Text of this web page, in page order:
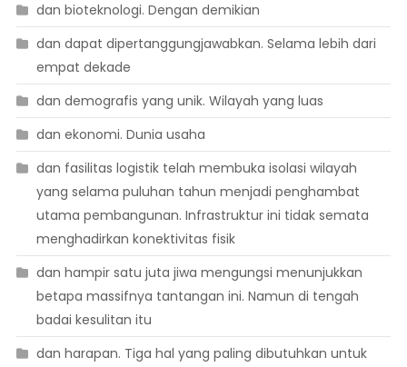
dan bioteknologi. Dengan demikian
dan dapat dipertanggungjawabkan. Selama lebih dari
empat dekade
dan demografis yang unik. Wilayah yang luas
dan ekonomi. Dunia usaha
dan fasilitas logistik telah membuka isolasi wilayah
yang selama puluhan tahun menjadi penghambat
utama pembangunan. Infrastruktur ini tidak semata
menghadirkan konektivitas fisik
dan hampir satu juta jiwa mengungsi menunjukkan
betapa massifnya tantangan ini. Namun di tengah
badai kesulitan itu
dan harapan. Tiga hal yang paling dibutuhkan untuk